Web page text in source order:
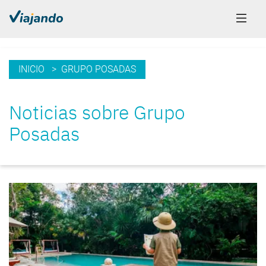
INICIO > GRUPO POSADAS
Noticias sobre Grupo
Posadas